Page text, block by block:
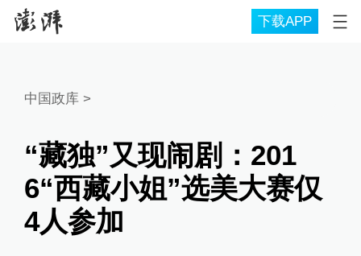
下载APP
中国政库 >
“藏独”又现闹剧：201
6“西藏小姐”选美大赛仅
4人参加